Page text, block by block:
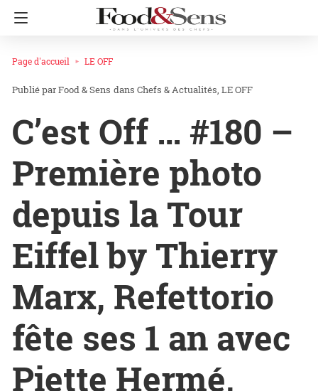
Page d'accueil LE OFF
Food & Sens dans Chefs & Actualités LE OFF
C’est Off … #180 –
Première photo
depuis la Tour
Eiffel by Thierry
Marx, Refettorio
fête ses 1 an avec
Piette Hermé,